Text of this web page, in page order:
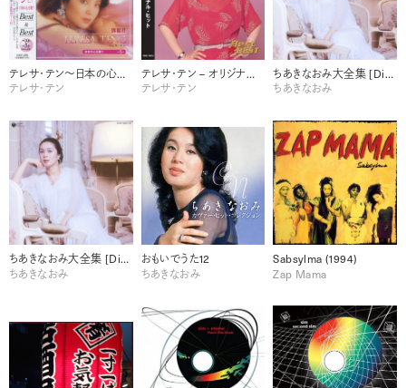
テレサ・テン～日本の心を歌う～ Best & Best
テレサ・テン
テレサ・テン – オリジナル・ヒット
テレサ・テン
ちあきなおみ大全集 [Disc 1]
ちあきなおみ
ちあきなおみ大全集 [Disc 2]
ちあきなおみ
おもいでうた12
ちあきなおみ
Sabsylma (1994)
Zap Mama